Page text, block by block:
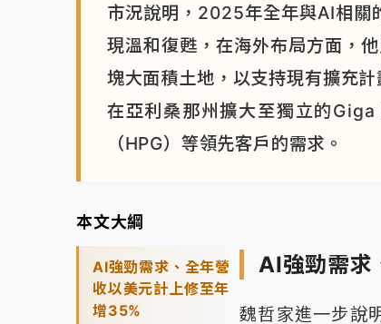
市況說明，2025年全年與AI相關
現溫和復甦，在海外布局方面，
塊大面積土地，以支持現有擴充
在亞利桑那州擴大至獨立的
（HPG）等領先客戶的需求。
本文大綱
AI強勁需求、全年營
收以美元計上修至年
增35%
AI強勁需求
魏哲家進一步說